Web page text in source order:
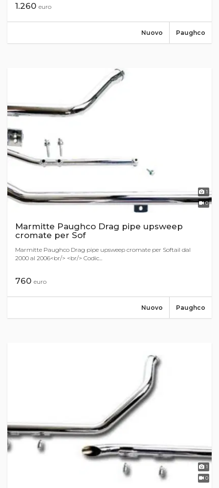
1.260 euro
Paughco
Nuovo
1
0
Marmitte Paughco Drag pipe upsweep
cromate per Sof
Marmitte Paughco Drag pipe upsweep cromate per Softail dal
2000 al 2006<br/> <br/> Codic...
760 euro
Paughco
Nuovo
1
0